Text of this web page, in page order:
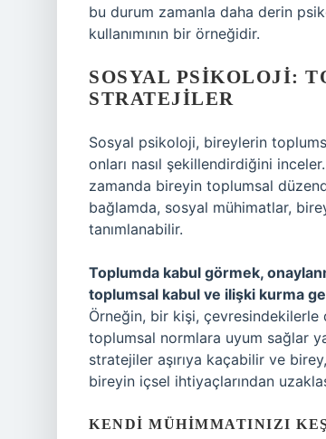
bu durum zamanla daha derin
kullanımının bir örneğidir.
SOSYAL PSIKOLOJI:
STRATEJILER
Sosyal psikoloji, bireylerin
onları nasıl şekillendirdiğini
zamanda bireyin toplumsal
bağlamda, sosyal mühimatlar,
tanımlanabilir.
Toplumda kabul görmek,
toplumsal kabul ve ilişki kurma
Örneğin, bir kişi,
toplumsal normlara uyum sağlar
stratejiler aşırıya kaçabilir ve
bireyin içsel ihtiyaçlarından
KENDI MÜHIMMATINIZI